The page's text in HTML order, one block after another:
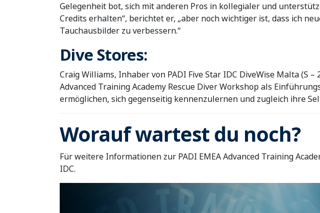
Gelegenheit bot, sich mit anderen Pros in kollegialer und
Credits erhalten“, berichtet er, „aber noch wichtiger ist, dass ich
Tauchausbilder zu verbessern.“
Dive Stores:
Craig Williams, Inhaber von PADI Five Star IDC DiveWise Malta (S
Advanced Training Academy Rescue Diver Workshop als
ermöglichen, sich gegenseitig kennenzulernen und zugleich ihre
Worauf wartest du noch?
Für weitere Informationen zur PADI EMEA Advanced Training
IDC.